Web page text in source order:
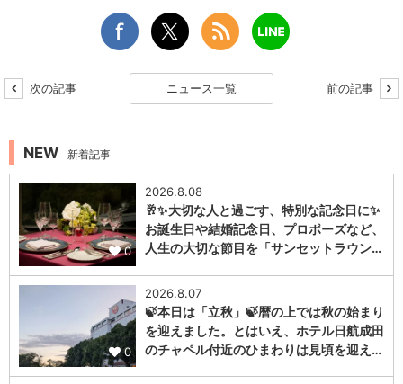
次の記事 ニュース一覧 前の記事
NEW 新着記事
0
2026.8.08
🥂✨大切な人と過ごす、特別な記念日に✨
お誕生日や結婚記念日、プロポーズなど、
人生の大切な節目を「サンセットラウン…
0
2026.8.07
🍃本日は「立秋」🍃暦の上では秋の始まり
を迎えました。とはいえ、ホテル日航成田
のチャペル付近のひまわりは見頃を迎え…